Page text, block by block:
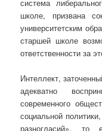
система
школе, призвана
университетским
старшей школе
ответственности за
Интеллект,
адекватно
современного
социальной
разногласий»,